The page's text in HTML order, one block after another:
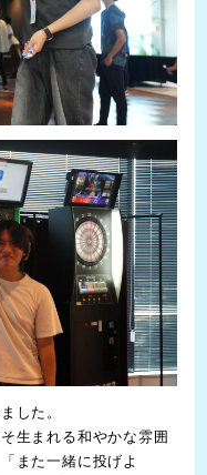
した。
生まれる和やかな雰囲
また一緒に投げよ